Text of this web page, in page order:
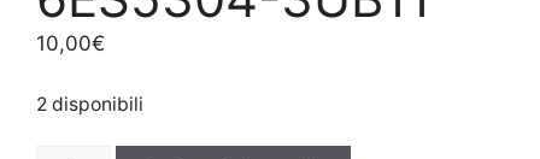
10,00€
2 disponibili